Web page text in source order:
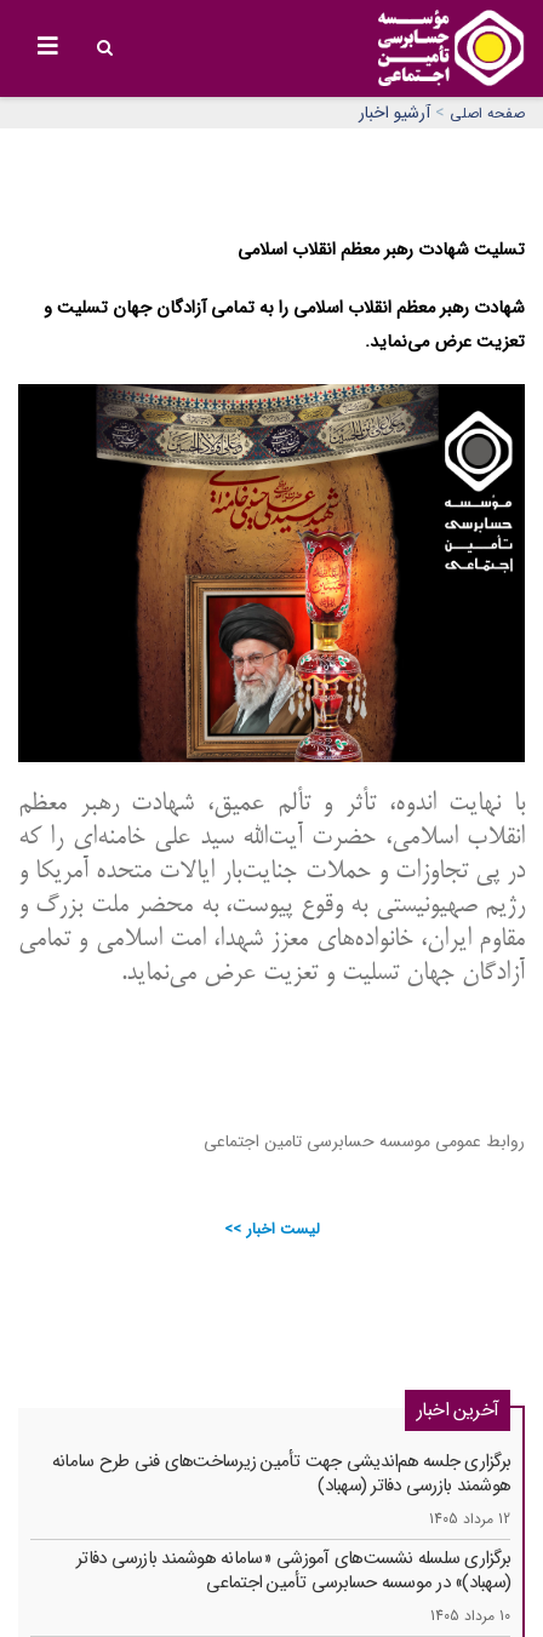
صفحه اصلی > آرشیو اخبار
تسلیت شهادت رهبر معظم انقلاب اسلامی
شهادت رهبر معظم انقلاب اسلامی را به تمامی آزادگان جهان تسلیت و
تعزیت عرض می‌نماید.
با نهایت اندوه، تأثر و تألم عمیق، شهادت رهبر معظم
انقلاب اسلامی، حضرت آیت‌الله سید علی خامنه‌ای را که
در پی تجاوزات و حملات جنایت‌بار ایالات متحده آمریکا و
رژیم صهیونیستی به وقوع پیوست، به محضر ملت بزرگ و
مقاوم ایران، خانواده‌های معزز شهدا، امت اسلامی و تمامی
آزادگان جهان تسلیت و تعزیت عرض می‌نماید.
روابط عمومی موسسه حسابرسی تامین اجتماعی
لیست اخبار >>
آخرین اخبار
برگزاری جلسه هم‌اندیشی جهت تأمین زیرساخت‌های فنی طرح سامانه
هوشمند بازرسی دفاتر (سهباد)
12 مرداد 1405
برگزاری سلسله نشست‌های آموزشی «سامانه هوشمند بازرسی دفاتر
(سهباد)» در موسسه حسابرسی تأمین اجتماعی
10 مرداد 1405